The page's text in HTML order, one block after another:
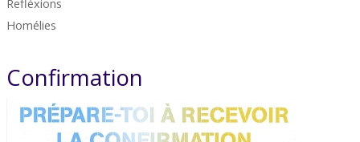
Refléxions
Homélies
Confirmation